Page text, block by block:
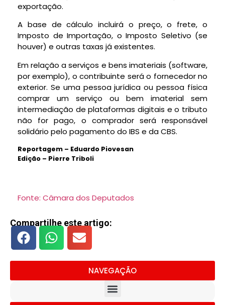
exportação.
A base de cálculo incluirá o preço, o frete, o
Imposto de Importação, o Imposto Seletivo (se
houver) e outras taxas já existentes.
Em relação a serviços e bens imateriais (software,
por exemplo), o contribuinte será o fornecedor no
exterior. Se uma pessoa jurídica ou pessoa física
comprar um serviço ou bem imaterial sem
intermediação de plataformas digitais e o tributo
não for pago, o comprador será responsável
solidário pelo pagamento do IBS e da CBS.
Reportagem – Eduardo Piovesan
Edição – Pierre Triboli
Fonte: Câmara dos Deputados
Compartilhe este artigo:
NAVEGAÇÃO